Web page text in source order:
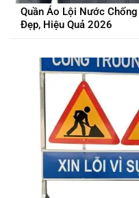
Quần Áo Lội Nước
Đẹp, Hiệu Quả 2026